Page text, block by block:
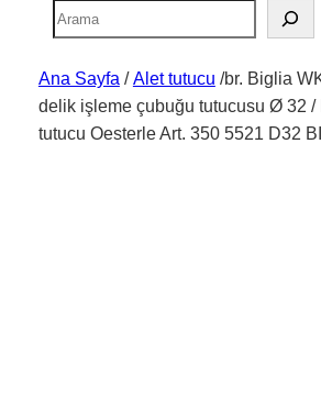
Ara
Ana Sayfa /Alet tutucu /br. Biglia
delik işleme çubuğu tutucusu Ø 32 /
tutucu Oesterle Art. 350 5521 D32